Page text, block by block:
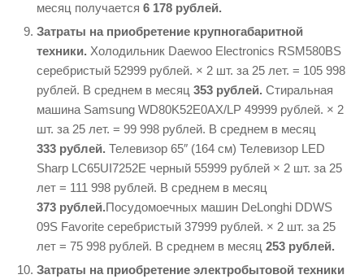
месяц получается 6 178 рублей.
Затраты на приобретение крупногабаритной
техники. Холодильник Daewoo Electronics RSM580BS
серебристый 52999 рублей. × 2 шт. за 25 лет. = 105 998
рублей. В среднем в месяц 353 рублей. Стиральная
машина Samsung WD80K52E0AX/LP 49999 рублей. × 2
шт. за 25 лет. = 99 998 рублей. В среднем в месяц
333 рублей. Телевизор 65″ (164 см) Телевизор LED
Sharp LC65UI7252E черный 55999 рублей × 2 шт. за 25
лет = 111 998 рублей. В среднем в месяц
373 рублей.Посудомоечных машин DeLonghi DDWS
09S Favorite серебристый 37999 рублей. × 2 шт. за 25
лет = 75 998 рублей. В среднем в месяц 253 рублей.
Затраты на приобретение электробытовой техники